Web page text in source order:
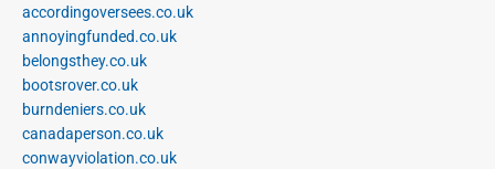
accordingoversees.co.uk
annoyingfunded.co.uk
belongsthey.co.uk
bootsrover.co.uk
burndeniers.co.uk
canadaperson.co.uk
conwayviolation.co.uk